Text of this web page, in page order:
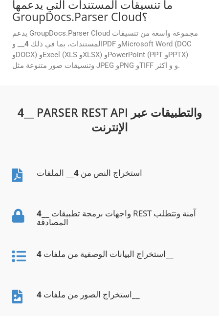
ما تنسيقات المستندات التي يدعمها
GroupDocs.Parser Cloud؟
يدعم GroupDocs.Parser Cloud مجموعة واسعة من تنسيقات
المستندات، بما في ذلك 4 __ وPDF وMicrosoft Word (DOC
وDOCX) وExcel (XLS وXLSX) وPowerPoint (PPT وPPTX)
وتنسيقات صور متنوعة مثل JPEG وPNG وTIFF و و اكثر.
4__ PARSER REST API والتطبيقات عبر
الإنترنت
استخراج النص من 4 __ الملفات
4
المصادقة
استخراج البيانات الوصفية من ملفات 4
استخراج الصور من ملفات 4